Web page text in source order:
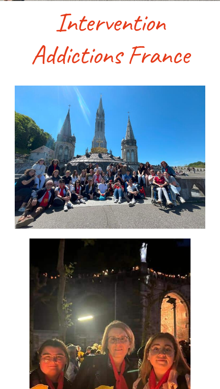
Accès & contactIntervention
Addictions France